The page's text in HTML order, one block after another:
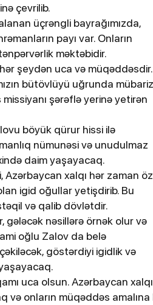
çevrilib.
üçrəngli bayrağımızda,
payı var. Onların
məktəbidir.
şeydən uca və müqəddəsdir.
bütövlüyü uğrunda
şərəflə yerinə yetirən
böyük qürur hissi ilə
nümunəsi və unudulmaz
daim yaşayacaq.
xalqı hər zaman öz
igid oğullar yetişdirib. Bu
və qalib dövlətdir.
gələcək nəsillərə örnək olur və
oğlu Zalov da belə
göstərdiyi igidlik və
uca olsun. Azərbaycan xalqı
və onların müqəddəs amalına